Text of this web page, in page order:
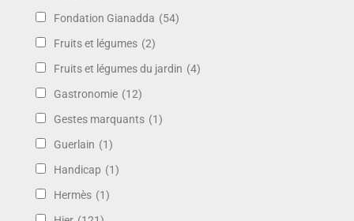
Fondation Gianadda (54)
Fruits et légumes (2)
Fruits et légumes du jardin (4)
Gastronomie (12)
Gestes marquants (1)
Guerlain (1)
Handicap (1)
Hermès (1)